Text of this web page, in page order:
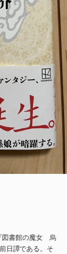
図書館の魔女 烏
日譚である。そ